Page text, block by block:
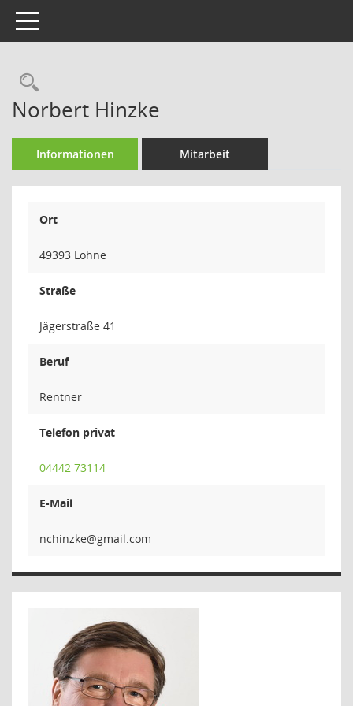
Toggle navigation
Rechercheauswahl
Norbert Hinzke
Informationen Mitarbeit
Ort
49393 Lohne
Straße
Jägerstraße 41
Beruf
Rentner
Telefon privat
04442 73114
E-Mail
ekzn